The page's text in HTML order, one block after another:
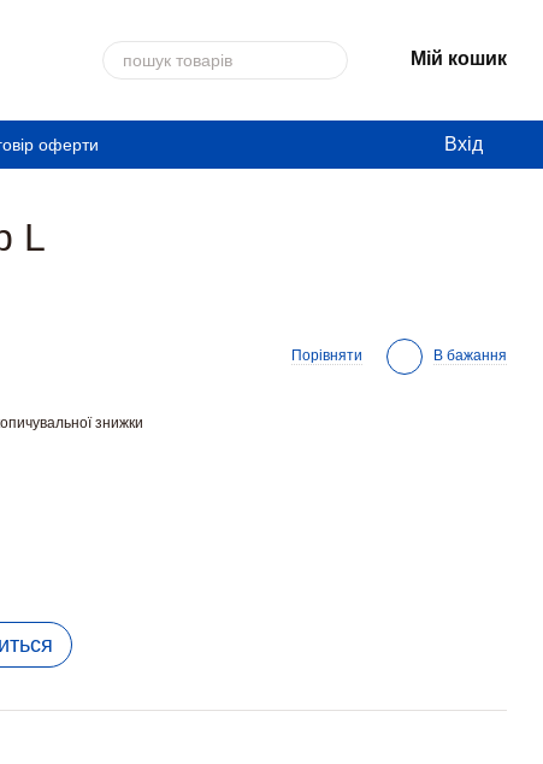
Мій кошик
оферти Вхід
L
Порівняти В бажання
знижки